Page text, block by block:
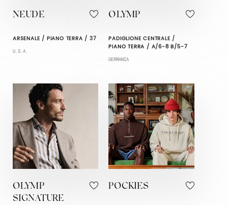
NEUDE
ARSENALE / PIANO TERRA / 37
U.S.A.
OLYMP
PADIGLIONE CENTRALE /
PIANO TERRA / A/6-8 B/5-7
GERMANIA
OLYMP
SIGNATURE
POCKIES